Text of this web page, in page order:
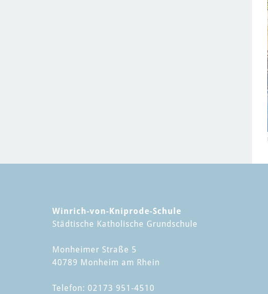
Winrich-von-Kniprode-Schule
Städtische Katholische Grundschule
Monheimer Straße 5
40789 Monheim am Rhein
Telefon: 02173 951-4510